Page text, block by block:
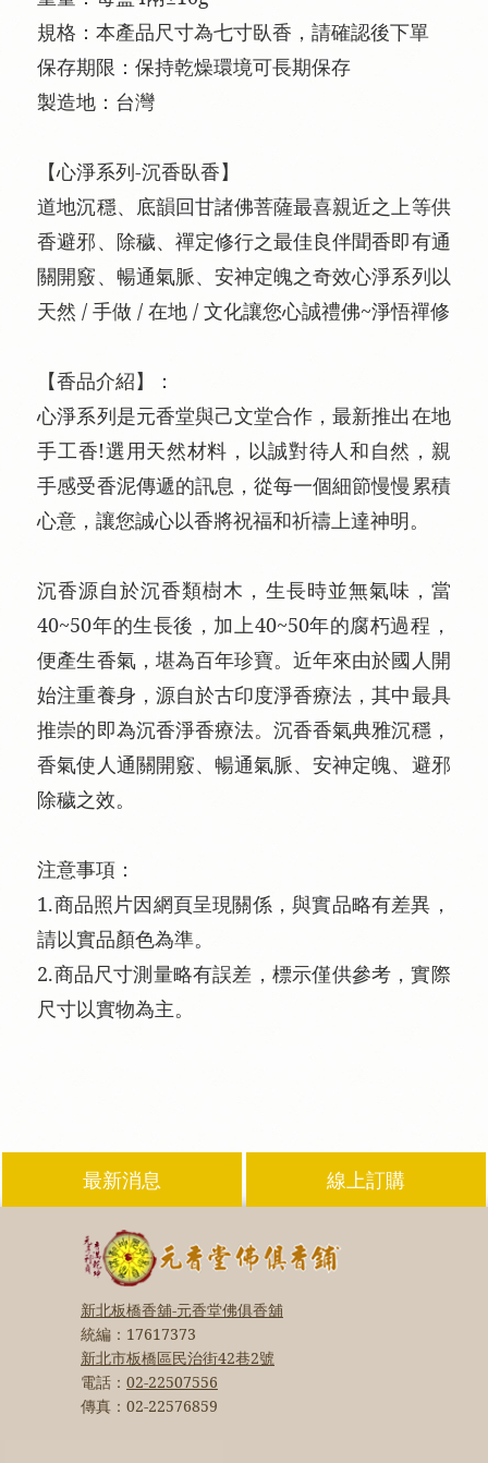
規格：本產品尺寸為七寸臥香，請確認後下單
保存期限：保持乾燥環境可長期保存
製造地：台灣
【心淨系列-沉香臥香】
道地沉穩、底韻回甘諸佛菩薩最喜親近之上等供
香避邪、除穢、禪定修行之最佳良伴聞香即有通
關開竅、暢通氣脈、安神定魄之奇效心淨系列以
天然 / 手做 / 在地 / 文化讓您心誠禮佛~淨悟禪修
【香品介紹】：
心淨系列是元香堂與己文堂合作，最新推出在地
手工香!選用天然材料，以誠對待人和自然，親
手感受香泥傳遞的訊息，從每一個細節慢慢累積
心意，讓您誠心以香將祝福和祈禱上達神明。
沉香源自於沉香類樹木，生長時並無氣味，當
40~50年的生長後，加上40~50年的腐朽過程，
便產生香氣，堪為百年珍寶。近年來由於國人開
始注重養身，源自於古印度淨香療法，其中最具
推崇的即為沉香淨香療法。沉香香氣典雅沉穩，
香氣使人通關開竅、暢通氣脈、安神定魄、避邪
除穢之效。
注意事項：
1.商品照片因網頁呈現關係，與實品略有差異，
請以實品顏色為準。
2.商品尺寸測量略有誤差，標示僅供參考，實際
尺寸以實物為主。
最新消息 線上訂購
新北板橋香舖-元香堂佛俱香舖
統編： 17617373
新北市板橋區民治街42巷2號
電話： 02-22507556
傳真： 02-22576859